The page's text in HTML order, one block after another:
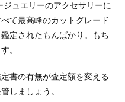
ュエリーのアクセサリーに
て最高峰のカットグレード
定されたもんばかり。もち
。
書の有無が査定額を変える
しましょう。